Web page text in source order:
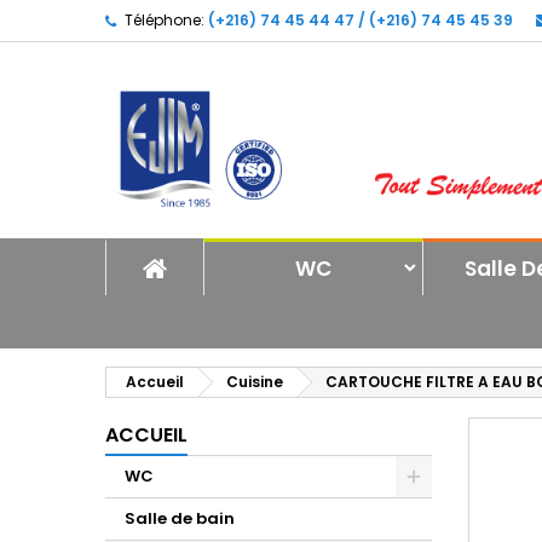
Téléphone: (+216) 74 45 44 47 / (+216) 74 45 45 39
WC Salle
Accueil Cuisine CARTOUCHE FILTRE A EAU
ACCUEIL
WC
Salle de bain